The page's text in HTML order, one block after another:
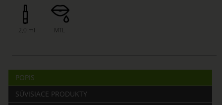
2,0 ml MTL
POPIS
SÚVISIACE PRODUKTY